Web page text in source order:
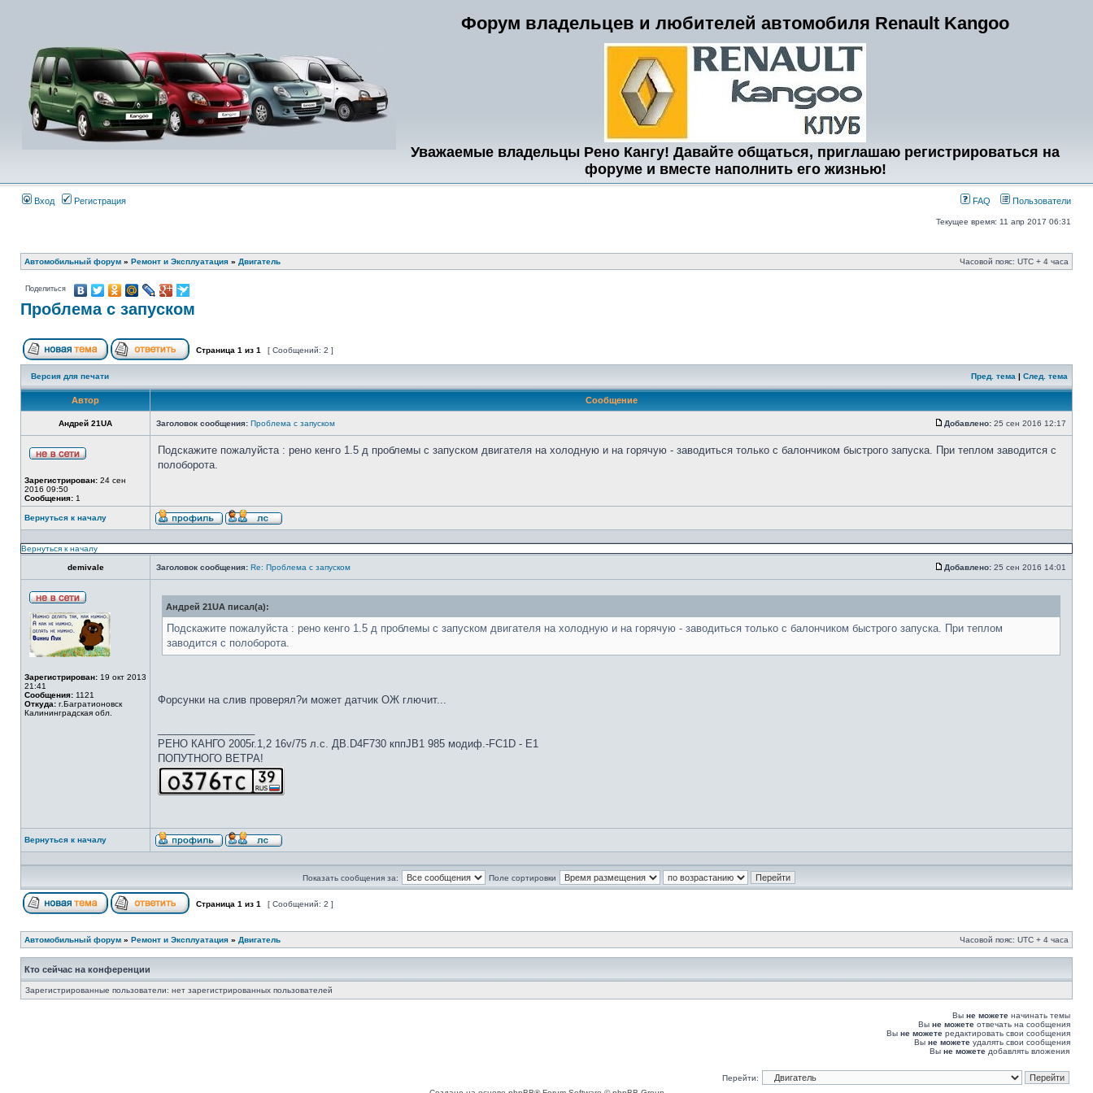
Форум владельцев и любителей автомобиля Renault Kangoo
Уважаемые владельцы Рено Кангу! Давайте общаться, приглашаю регистрироваться на
форуме и вместе наполнить его жизнью!
Вход Регистрация FAQ Пользователи
Текущее время: 11 апр 2017 06:31
Автомобильный форум » Ремонт и Эксплуатация » Двигатель Часовой пояс: UTC + 4 часа
Поделиться
Проблема с запуском
Страница 1 из 1 [ Сообщений: 2 ]
Версия для печати Пред. тема | След. тема
Автор Сообщение
Андрей 21UA Заголовок сообщения: Проблема с запуском Добавлено: 25 сен 2016 12:17
Зарегистрирован: 24 сен
2016 09:50
Сообщения: 1
Подскажите пожалуйста : рено кенго 1.5 д проблемы с запуском двигателя на холодную и на горячую - заводиться только с балончиком быстрого запуска. При теплом заводится с
полоборота.
Вернуться к началу
Вернуться к началу
demivale Заголовок сообщения: Re: Проблема с запуском Добавлено: 25 сен 2016 14:01
Зарегистрирован: 19 окт 2013
21:41
Сообщения: 1121
Откуда: г.Багратионовск
Калининградская обл.
Андрей 21UA писал(а):
Подскажите пожалуйста : рено кенго 1.5 д проблемы с запуском двигателя на холодную и на горячую - заводиться только с балончиком быстрого запуска. При теплом
заводится с полоборота.
Форсунки на слив проверял?и может датчик ОЖ глючит...
РЕНО КАНГО 2005г.1,2 16v/75 л.с. ДВ.D4F730 кппJB1 985 модиф.-FC1D - E1
ПОПУТНОГО ВЕТРА!
Вернуться к началу
Показать сообщения за: Поле сортировки
Страница 1 из 1 [ Сообщений: 2 ]
Автомобильный форум » Ремонт и Эксплуатация » Двигатель Часовой пояс: UTC + 4 часа
Кто сейчас на конференции
Зарегистрированные пользователи: нет зарегистрированных пользователей
Вы не можете начинать темы
Вы не можете отвечать на сообщения
Вы не можете редактировать свои сообщения
Вы не можете удалять свои сообщения
Вы не можете добавлять вложения
Перейти: